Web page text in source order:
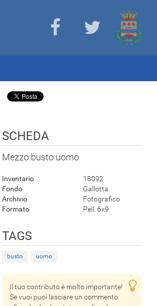
SCHEDA
Mezzo busto uomo
Inventario
18092
Fondo
Gallotta
Archivio
Fotografico
Formato
Pell. 6x9
TAGS
busto uomo
Il tuo contributo è molto importante!
Se vuoi puoi lasciare un commento